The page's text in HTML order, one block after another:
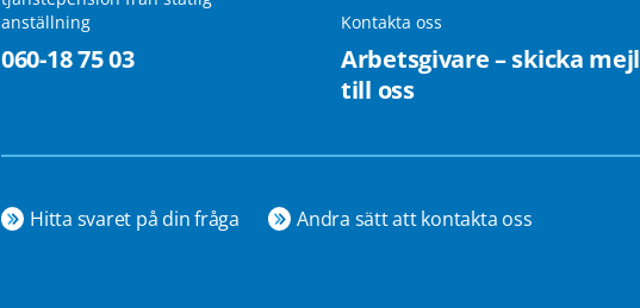
anställning
060-18 75 03
Kontakta oss
Arbetsgivare – skicka mejl
till oss
Hitta svaret på din fråga Andra sätt att kontakta oss